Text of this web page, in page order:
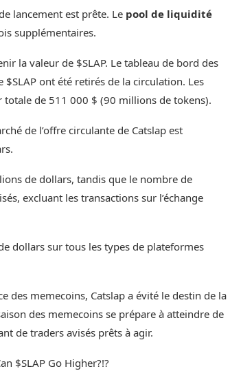
lancement est prête. Le pool de liquidité
supplémentaires.
la valeur de $SLAP. Le tableau de bord des
ont été retirés de la circulation. Les
de 511 000 $ (90 millions de tokens).
de l’offre circulante de Catslap est
de dollars, tandis que le nombre de
excluant les transactions sur l’échange
dollars sur tous les types de plateformes
des memecoins, Catslap a évité le destin de la
des memecoins se prépare à atteindre de
de traders avisés prêts à agir.
$SLAP Go Higher?!?